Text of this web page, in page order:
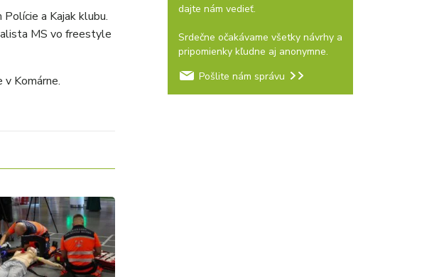
a Kajak klubu.
MS vo freestyle
Komárne.
dajte nám vedieť.
Srdečne očakávame všetky návrhy a
pripomienky kľudne aj anonymne.
Pošlite nám správu